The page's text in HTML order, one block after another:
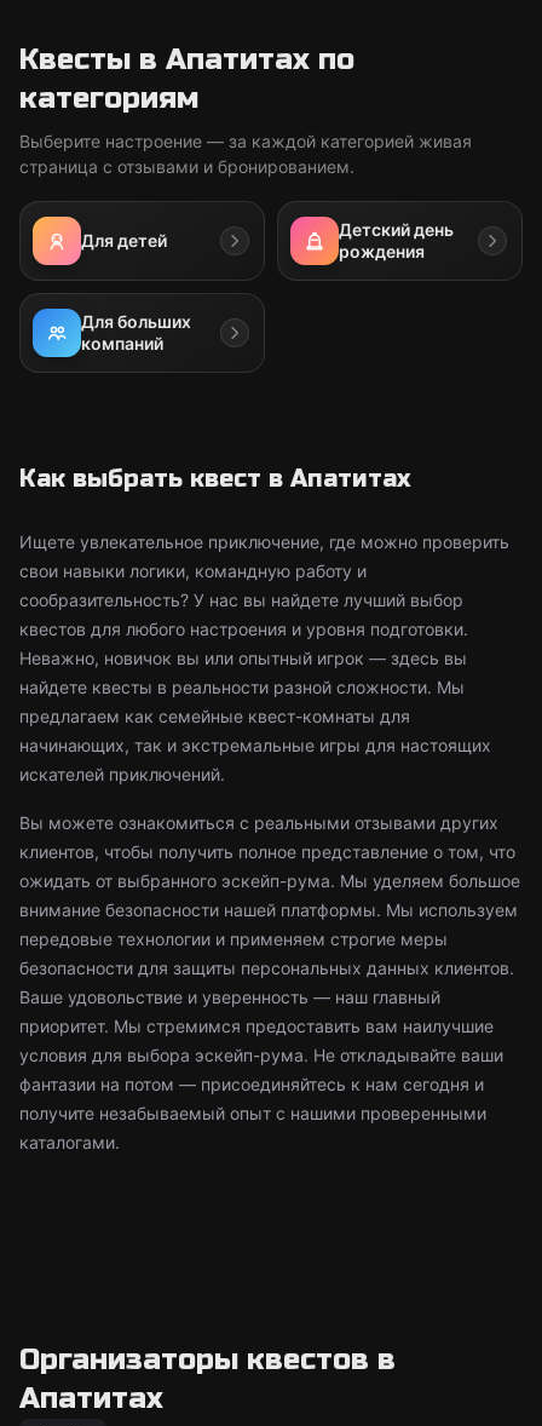
Квесты в Апатитах по
категориям
Выберите настроение — за каждой категорией живая
страница с отзывами и бронированием.
Для детей
Детский день
рождения
Для больших
компаний
Как выбрать квест в Апатитах
Ищете увлекательное приключение, где можно проверить
свои навыки логики, командную работу и
сообразительность? У нас вы найдете лучший выбор
квестов для любого настроения и уровня подготовки.
Неважно, новичок вы или опытный игрок — здесь вы
найдете квесты в реальности разной сложности. Мы
предлагаем как семейные квест-комнаты для
начинающих, так и экстремальные игры для настоящих
искателей приключений.
Вы можете ознакомиться с реальными отзывами других
клиентов, чтобы получить полное представление о том, что
ожидать от выбранного эскейп-рума. Мы уделяем большое
внимание безопасности нашей платформы. Мы используем
передовые технологии и применяем строгие меры
безопасности для защиты персональных данных клиентов.
Ваше удовольствие и уверенность — наш главный
приоритет. Мы стремимся предоставить вам наилучшие
условия для выбора эскейп-рума. Не откладывайте ваши
фантазии на потом — присоединяйтесь к нам сегодня и
получите незабываемый опыт с нашими проверенными
каталогами.
Организаторы квестов в
Апатитах